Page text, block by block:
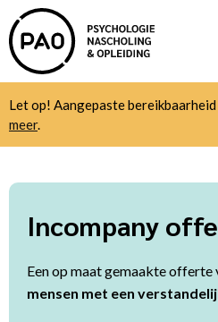
Let op! Aangepaste bereikbaarheid
meer.
Incompany
Een op maat gemaakte offerte
mensen met een